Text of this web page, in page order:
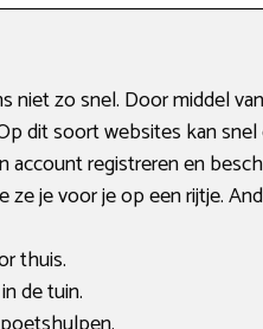
niet zo snel. Door middel
dit soort websites kan
registreren en
je voor je op een rijtje.
thuis.
de tuin.